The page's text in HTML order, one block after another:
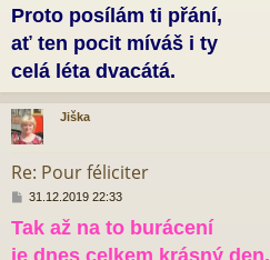
Proto posílám ti přání,
ať ten pocit míváš i ty
celá léta dvacátá.
Jiška
Re: Pour féliciter
P
í
31.12.2019 22:33
Tak až na to burácení